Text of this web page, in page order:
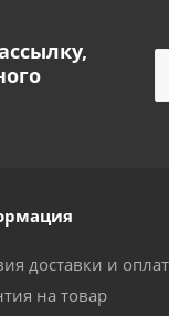
доставки и
на товар